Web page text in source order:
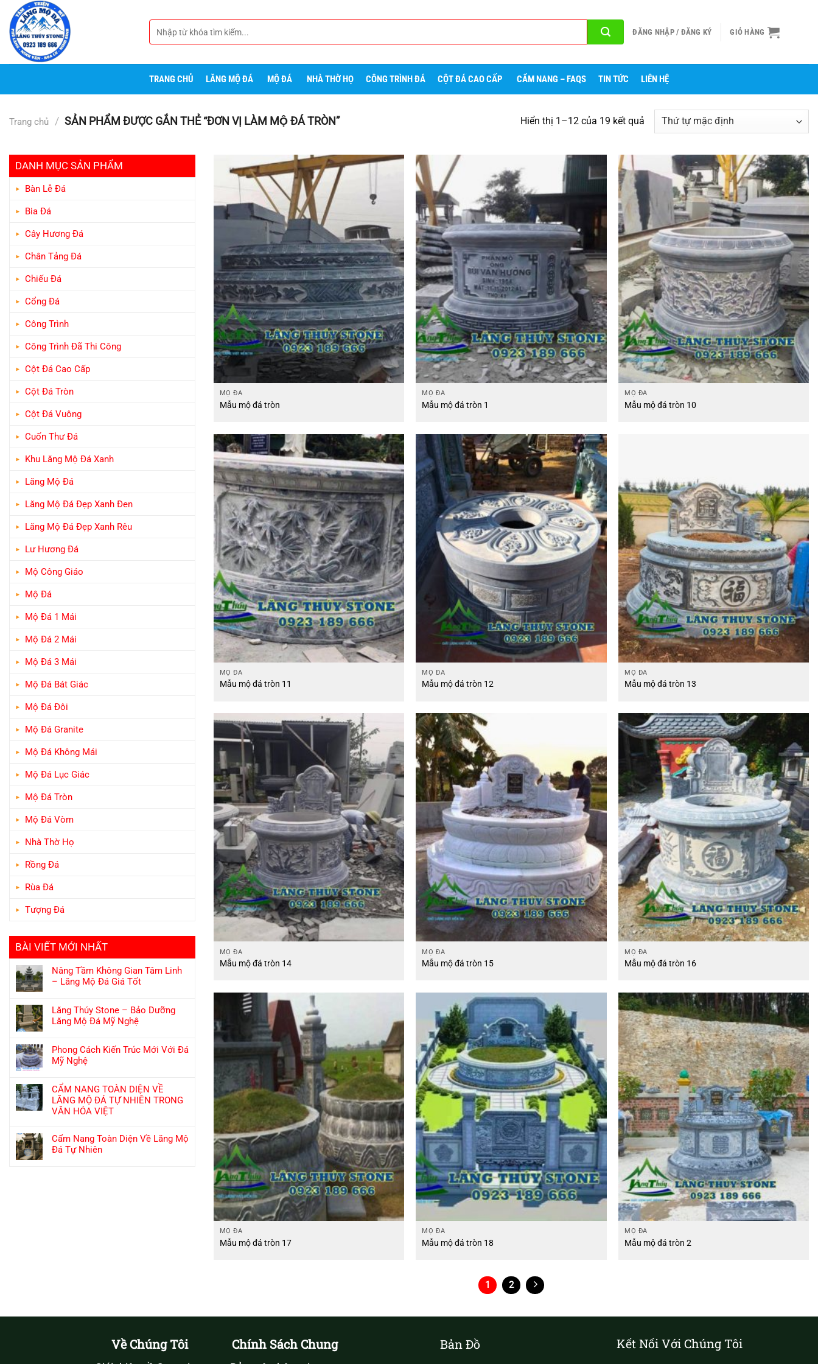
qua
nội
dung
Tìm
kiếm:
ĐĂNG NHẬP / ĐĂNG KÝ GIỎ HÀNG
TRANG CHỦ LĂNG MỘ ĐÁ MỘ ĐÁ NHÀ THỜ HỌ CÔNG TRÌNH ĐÁ CỘT ĐÁ CAO CẤP CẨM NANG – FAQS TIN TỨC LIÊN HỆ
Trang chủ / SẢN PHẨM ĐƯỢC GẮN THẺ “ĐƠN VỊ LÀM MỘ ĐÁ TRÒN” Hiển thị 1–12 của 19 kết quả
DANH MỤC SẢN PHẨM
Bàn Lễ Đá
Bia Đá
Cây Hương Đá
Chân Tảng Đá
Chiếu Đá
Cổng Đá
Công Trình
Công Trình Đã Thi Công
Cột Đá Cao Cấp
Cột Đá Tròn
Cột Đá Vuông
Cuốn Thư Đá
Khu Lăng Mộ Đá Xanh
Lăng Mộ Đá
Lăng Mộ Đá Đẹp Xanh Đen
Lăng Mộ Đá Đẹp Xanh Rêu
Lư Hương Đá
Mộ Công Giáo
Mộ Đá
Mộ Đá 1 Mái
Mộ Đá 2 Mái
Mộ Đá 3 Mái
Mộ Đá Bát Giác
Mộ Đá Đôi
Mộ Đá Granite
Mộ Đá Không Mái
Mộ Đá Lục Giác
Mộ Đá Tròn
Mộ Đá Vòm
Nhà Thờ Họ
Rồng Đá
Rùa Đá
Tượng Đá
BÀI VIẾT MỚI NHẤT
Nâng Tầm Không Gian Tâm Linh
– Lăng Mộ Đá Giá Tốt
Lăng Thúy Stone – Bảo Dưỡng
Lăng Mộ Đá Mỹ Nghệ
Phong Cách Kiến Trúc Mới Với Đá
Mỹ Nghệ
CẨM NANG TOÀN DIỆN VỀ
LĂNG MỘ ĐÁ TỰ NHIÊN TRONG
VĂN HÓA VIỆT
Cẩm Nang Toàn Diện Về Lăng Mộ
Đá Tự Nhiên
MỘ ĐÁ
Mẫu mộ đá tròn
MỘ ĐÁ
Mẫu mộ đá tròn 1
MỘ ĐÁ
Mẫu mộ đá tròn 10
MỘ ĐÁ
Mẫu mộ đá tròn 11
MỘ ĐÁ
Mẫu mộ đá tròn 12
MỘ ĐÁ
Mẫu mộ đá tròn 13
MỘ ĐÁ
Mẫu mộ đá tròn 14
MỘ ĐÁ
Mẫu mộ đá tròn 15
MỘ ĐÁ
Mẫu mộ đá tròn 16
MỘ ĐÁ
Mẫu mộ đá tròn 17
MỘ ĐÁ
Mẫu mộ đá tròn 18
MỘ ĐÁ
Mẫu mộ đá tròn 2
1 2
Về Chúng Tôi Chính Sách Chung Bản Đồ Kết Nối Với Chúng Tôi